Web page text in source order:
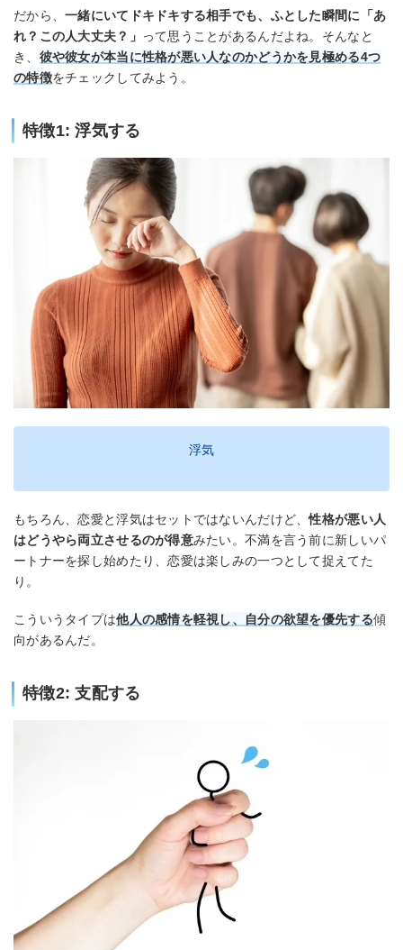
だから、一緒にいてドキドキする相手でも、ふとした瞬間に「あ
れ？この人大丈夫？」 って思うことがあるんだよね。そんなと
き、 彼や彼女が本当に性格が悪い人なのかどうかを見極める4つ
の特徴をチェックしてみよう。
特徴1: 浮気する
浮気
もちろん、恋愛と浮気はセットではないんだけど、性格が悪い人
はどうやら両立させるのが得意みたい。不満を言う前に新しいパ
ートナーを探し始めたり、恋愛は楽しみの一つとして捉えてた
り。
こういうタイプは他人の感情を軽視し、自分の欲望を優先する傾
向があるんだ。
特徴2: 支配する